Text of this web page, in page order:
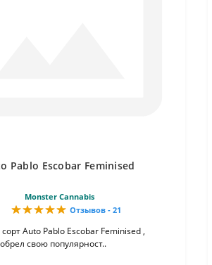
Pablo Escobar Feminised
Monster Cannabis
Отзывов - 21
Auto Pablo Escobar Feminised ,
свою популярност..